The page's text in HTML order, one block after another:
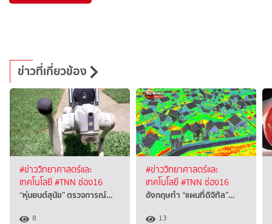
ข่าวที่เกี่ยวข้อง
#ข่าววิทยาศาสตร์และ
เทคโนโลยี#TNN ช่อง16
“หุ่นยนต์สุนัข” ตรวจการณ์…
8
#ข่าววิทยาศาสตร์และ
เทคโนโลยี#TNN ช่อง16
อังกฤษทำ “แผนที่ดิจิทัล”…
13